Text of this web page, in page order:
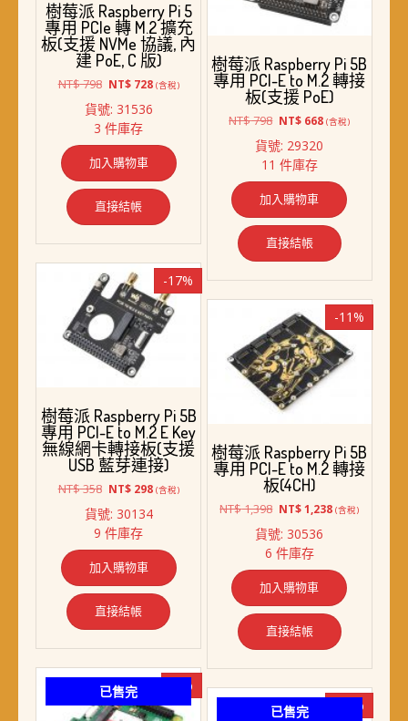
樹莓派 Raspberry Pi 5
專用 PCIe 轉 M.2 擴充
板(支援 NVMe 協議, 內
建 PoE, C 版)
NT$798 原
價
格：
NT$ 798。
NT$728目
價
NT$ 728。
(含稅)
貨號: 31536
3 件庫存
加入購物車
直接結帳
樹莓派 Raspberry Pi 5B
專用 PCI-E to M.2 轉接
板(支援 PoE)
NT$798 原
價
格：
NT$ 798。
NT$ 668目
NT$ 668。
(含稅)
貨號: 29320
11 件庫存
加入購物車
直接結帳
-17%
樹莓派 Raspberry Pi 5B
專用 PCI-E to M.2 E Key
無線網卡轉接板(支援
USB 藍芽連接)
NT$358 原
價
格：
NT$ 358。
NT$298目
價
NT$ 298。
(含稅)
貨號: 30134
9 件庫存
加入購物車
直接結帳
-11%
樹莓派 Raspberry Pi 5B
專用 PCI-E to M.2 轉接
板(4CH)
NT$1,398 原
價
格：
NT$ 1,398。
NT$1,238目
NT$ 1,238。
(含稅)
貨號: 30536
6 件庫存
加入購物車
直接結帳
已售完 -8%
已售完 -10%